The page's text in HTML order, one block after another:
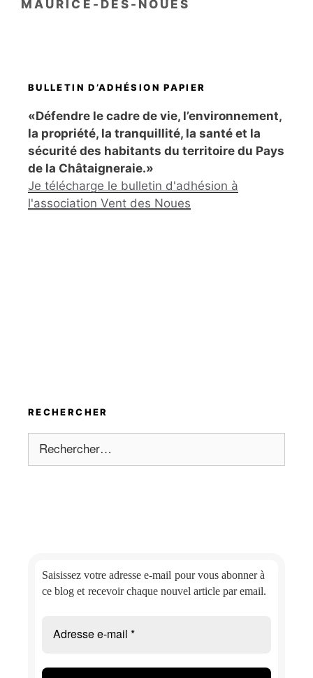
MAURICE-DES-NOUES
BULLETIN D’ADHÉSION PAPIER
«Défendre le cadre de vie, l’environnement,
la propriété, la tranquillité, la santé et la
sécurité des habitants du territoire du Pays
de la Châtaigneraie.»
Je télécharge le bulletin d'adhésion à
l'association Vent des Noues
RECHERCHER
Saisissez votre adresse e-mail pour vous abonner à
ce blog et recevoir chaque nouvel article par email.